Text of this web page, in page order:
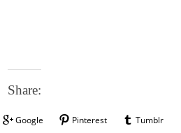
Share:
Google Pinterest Tumblr